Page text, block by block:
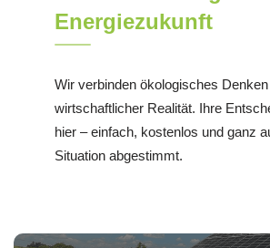
Energiezukunft
Wir verbinden ökologisches
wirtschaftlicher Realität. Ihre
hier – einfach, kostenlos und ganz
Situation abgestimmt.